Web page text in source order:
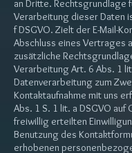
an Dritte. Rechtsgrundlage
Verarbeitung dieser Daten
f DSGVO. Zielt der E-Mail-
Abschluss eines Vertrages
zusätzliche
Verarbeitung Art. 6 Abs. 1
Datenverarbeitung zum
Kontaktaufnahme mit uns
Abs. 1 S. 1 lit. a DSGVO auf
freiwillig erteilten
Benutzung des
erhobenen